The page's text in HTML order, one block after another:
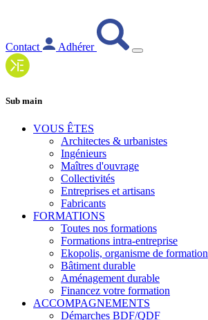
Contact Adhérer
Sub main
VOUS ÊTES
Architectes & urbanistes
Ingénieurs
Maîtres d'ouvrage
Collectivités
Entreprises et artisans
Fabricants
FORMATIONS
Toutes nos formations
Formations intra-entreprise
Ekopolis, organisme de formation
Bâtiment durable
Aménagement durable
Financez votre formation
ACCOMPAGNEMENTS
Démarches BDF/QDF